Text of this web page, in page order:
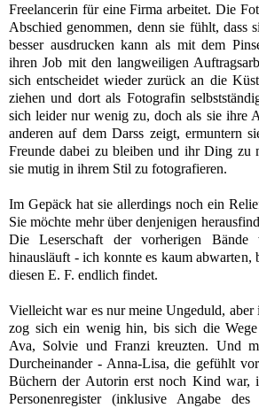
Freelancerin für eine Firma arbeitet. Die
Abschied genommen, denn sie fühlt, dass
besser ausdrucken kann als mit dem
ihren Job mit den langweiligen
sich entscheidet wieder zurück an die
ziehen und dort als Fotografin
sich leider nur wenig zu, doch als sie ihre
anderen auf dem Darss zeigt, ermuntern
Freunde dabei zu bleiben und ihr Ding zu
sie mutig in ihrem Stil zu fotografieren.
Im Gepäck hat sie allerdings noch ein
Sie möchte mehr über denjenigen
Die Leserschaft der vorherigen
hinausläuft - ich konnte es kaum abwarten,
diesen E. F. endlich findet.
Vielleicht war es nur meine Ungeduld, aber
zog sich ein wenig hin, bis sich die
Ava, Solvie und Franzi kreuzten. Und m
Durcheinander - Anna-Lisa, die gefühlt
Büchern der Autorin erst noch Kind war,
Personenregister (inklusive Angabe